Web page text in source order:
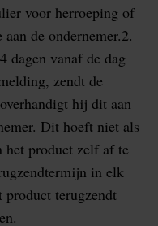
voor herroeping of
de ondernemer.2.
dagen vanaf de dag
zendt de
hij dit aan
Dit hoeft niet als
het product zelf af te
in elk
terugzendt